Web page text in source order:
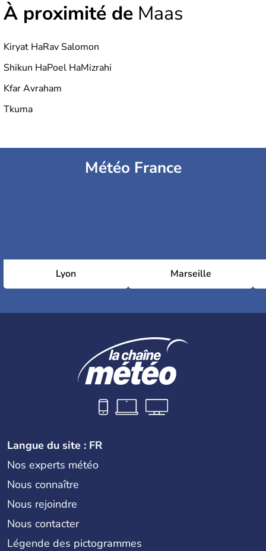
À proximité de Maas
Kiryat HaRav Salomon
Shikun HaPoel HaMizrahi
Kfar Avraham
Tkuma
Météo France
Lyon Marseille
Langue du site : FR
Nos experts météo
Nous connaître
Nous rejoindre
Nous contacter
Légende des pictogrammes